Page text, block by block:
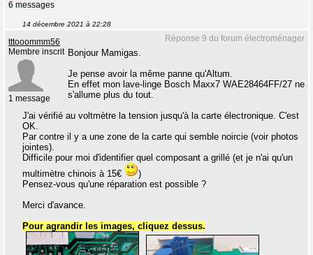
6 messages
14 décembre 2021 à 22:28
Réponse 9 du forum électroménager
tttooommm56
Membre inscrit
1 message
Bonjour Mamigas.
Je pense avoir la même panne qu'Altum.
En effet mon lave-linge Bosch Maxx7 WAE28464FF/27 ne
s'allume plus du tout.
J'ai vérifié au voltmètre la tension jusqu'à la carte électronique. C'est
OK.
Par contre il y a une zone de la carte qui semble noircie (voir photos
jointes).
Difficile pour moi d'identifier quel composant a grillé (et je n'ai qu'un
multimètre chinois à 15€
)
Pensez-vous qu'une réparation est possible ?
Merci d'avance.
Pour agrandir les images, cliquez dessus.